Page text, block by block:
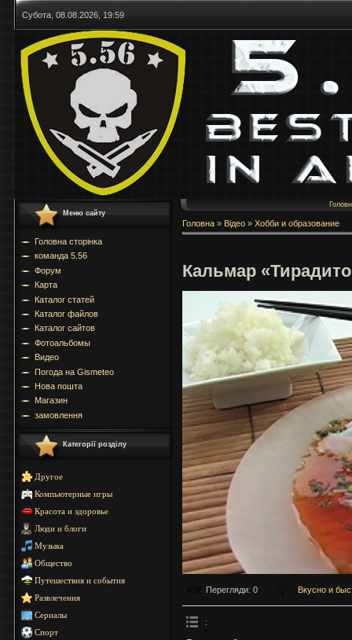
Субота, 08.08.2026, 19:59
Меню сайту
Головна сторінка
команда 5.56
Форум
Карта
Каталог статей
Каталог файлов
Каталог сайтов
Фотоальбомы
Видео
Погода на Gismeteo
Нова пошта
Магазин
замовлення
Категорії розділу
Другое
Компьютерные игры
Красота и здоровье
Люди и блоги
Музыка
Общество
Путешествия и события
Развлечения
Сериалы
Спорт
Головна » Відео » Хобби и образование
Кальмар
Перегляди: 0 Вкусно и
: